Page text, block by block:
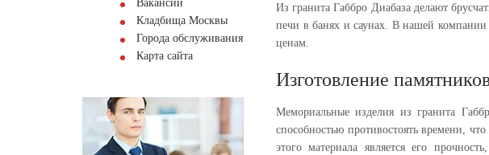
Вакансии
Кладбища Москвы
Города обслуживания
Карта сайта
Из гранита Габбро Диабаза делают
печи в банях и саунах. В нашей
ценам.
Изготовление
Мемориальные изделия из гранита
способностью противостоять времени,
этого материала является его